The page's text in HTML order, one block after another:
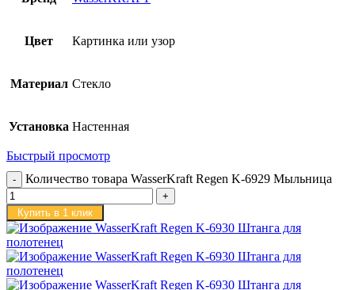
Цвет Картинка или узор
Материал Стекло
Установка Настенная
Быстрый просмотр
Количество товара WasserKraft Regen K-6929 Мыльница
Купить в 1 клик